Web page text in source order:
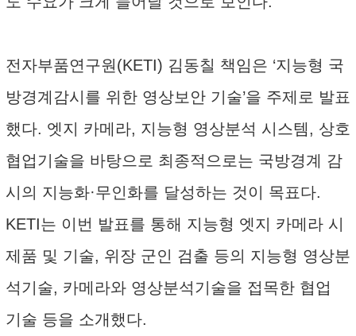
전자부품연구원(KETI) 김동칠 책임은 ‘지능형 국
방경계감시를 위한 영상보안 기술’을 주제로 발표
했다. 엣지 카메라, 지능형 영상분석 시스템, 상호
협업기술을 바탕으로 최종적으로는 국방경계 감
시의 지능화·무인화를 달성하는 것이 목표다.
KETI는 이번 발표를 통해 지능형 엣지 카메라 시
제품 및 기술, 위장 군인 검출 등의 지능형 영상분
석기술, 카메라와 영상분석기술을 접목한 협업
기술 등을 소개했다.